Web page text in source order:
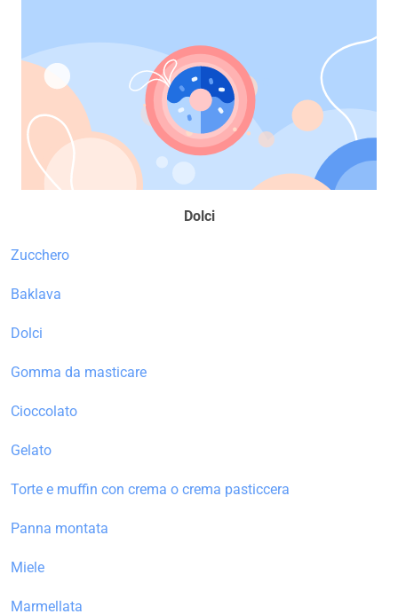
Dolci
Zucchero
Baklava
Dolci
Gomma da masticare
Cioccolato
Gelato
Torte e muffin con crema o crema pasticcera
Panna montata
Miele
Marmellata